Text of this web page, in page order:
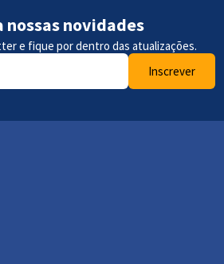
nossas novidades
e fique por dentro das atualizações.
Inscrever